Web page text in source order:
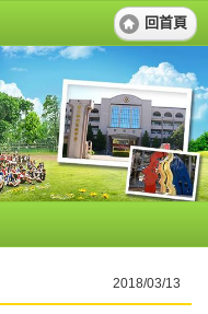
回首頁
2018/03/13